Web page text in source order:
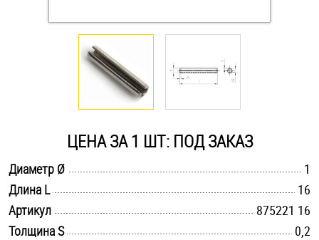
Оснастка и аксессуары для яхт
Саморезы и шурупы
Стопорные кольца
Такелаж
Хомуты
ЦЕНА ЗА 1 ШТ: ПОД ЗАКАЗ
Диаметр Ø
1
Длина L
16
Артикул
875221 16
Толщина S
0,2